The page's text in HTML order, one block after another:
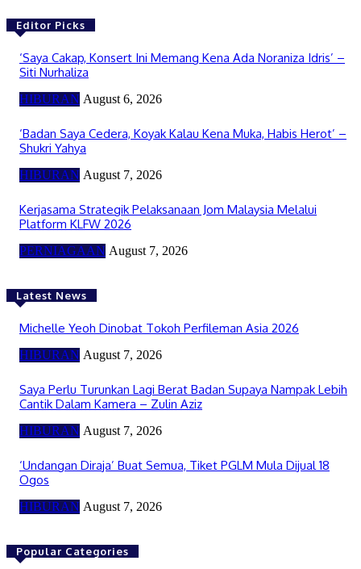
Editor Picks
‘Saya Cakap, Konsert Ini Memang Kena Ada Noraniza Idris’ –
Siti Nurhaliza
HIBURAN August 6, 2026
‘Badan Saya Cedera, Koyak Kalau Kena Muka, Habis Herot’ –
Shukri Yahya
HIBURAN August 7, 2026
Kerjasama Strategik Pelaksanaan Jom Malaysia Melalui
Platform KLFW 2026
PERNIAGAAN August 7, 2026
Latest News
Michelle Yeoh Dinobat Tokoh Perfileman Asia 2026
HIBURAN August 7, 2026
Saya Perlu Turunkan Lagi Berat Badan Supaya Nampak Lebih
Cantik Dalam Kamera – Zulin Aziz
HIBURAN August 7, 2026
‘Undangan Diraja’ Buat Semua, Tiket PGLM Mula Dijual 18
Ogos
HIBURAN August 7, 2026
Popular Categories